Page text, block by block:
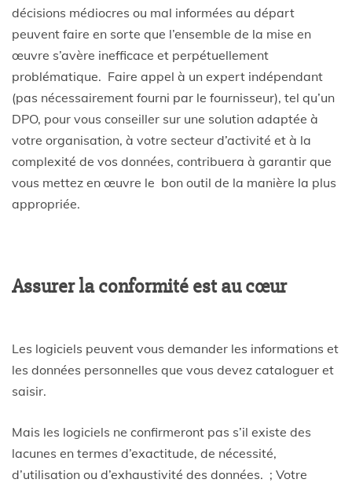
décisions médiocres ou mal informées au départ
peuvent faire en sorte que l’ensemble de la mise en
œuvre s’avère inefficace et perpétuellement
problématique. Faire appel à un expert indépendant
(pas nécessairement fourni par le fournisseur), tel qu’un
DPO, pour vous conseiller sur une solution adaptée à
votre organisation, à votre secteur d’activité et à la
complexité de vos données, contribuera à garantir que
vous mettez en œuvre le bon outil de la manière la plus
appropriée.
Assurer la conformité est au cœur
Les logiciels peuvent vous demander les informations et
les données personnelles que vous devez cataloguer et
saisir.
Mais les logiciels ne confirmeront pas s’il existe des
lacunes en termes d’exactitude, de nécessité,
d’utilisation ou d’exhaustivité des données. ; Votre